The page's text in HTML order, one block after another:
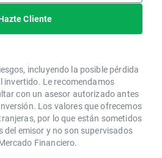
Cliente
incluyendo la posible pérdida
Le recomendamos
con un asesor autorizado antes
Los valores que ofrecemos
por lo que están sometidos
del emisor y no son supervisados
Financiero.